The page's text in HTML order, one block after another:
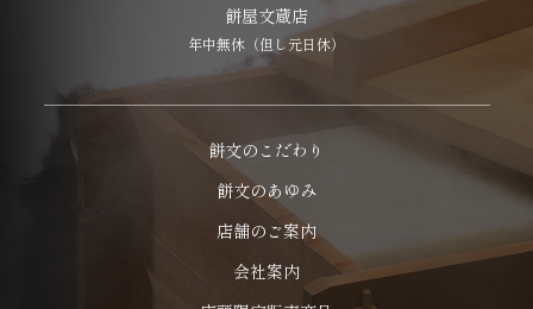
餅屋文蔵店
年中無休（但し元日休）
餅文のこだわり
餅文のあゆみ
店舗のご案内
会社案内